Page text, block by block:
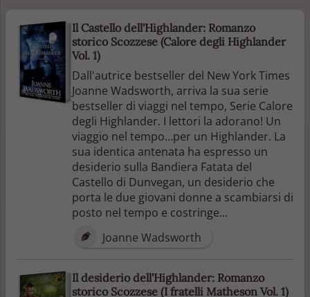
Il Castello dell'Highlander: Romanzo
storico Scozzese (Calore degli Highlander
Vol. 1)
Dall'autrice bestseller del New York Times
Joanne Wadsworth, arriva la sua serie
bestseller di viaggi nel tempo, Serie Calore
degli Highlander. I lettori la adorano! Un
viaggio nel tempo…per un Highlander. La
sua identica antenata ha espresso un
desiderio sulla Bandiera Fatata del
Castello di Dunvegan, un desiderio che
porta le due giovani donne a scambiarsi di
posto nel tempo e costringe...
Joanne Wadsworth
Il desiderio dell'Highlander: Romanzo
storico Scozzese (I fratelli Matheson Vol. 1)